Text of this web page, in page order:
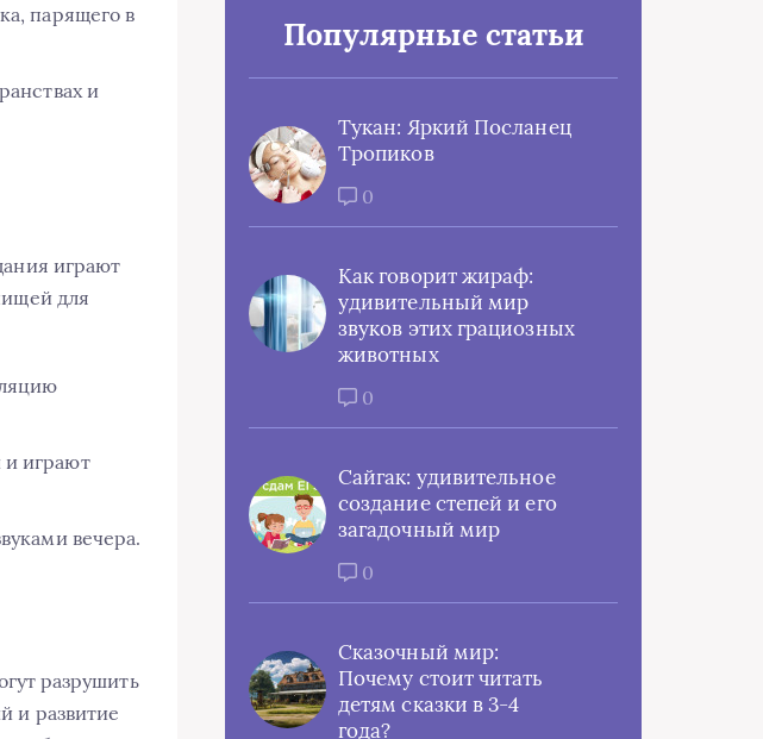
парящего в
и
играют
для
играют
вечера.
разрушить
и развитие
Популярные статьи
Тукан: Яркий Посланец
Тропиков
0
Как говорит жираф:
удивительный мир
звуков этих грациозных
животных
0
Сайгак: удивительное
создание степей и его
загадочный мир
0
Сказочный мир:
Почему стоит читать
детям сказки в 3-4
года?